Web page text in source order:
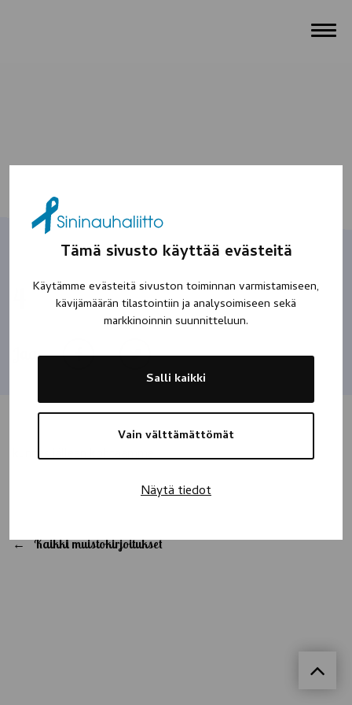
Tämä sivusto käyttää evästeitä
Käytämme evästeitä sivuston toiminnan varmistamiseen,
kävijämäärän tilastointiin ja analysoimiseen sekä
markkinoinnin suunnitteluun.
Vain välttämättömät
Salli kaikki
Näytä tiedot
kunnes jälleen kohtaamme
Kaikki muistokirjoitukset